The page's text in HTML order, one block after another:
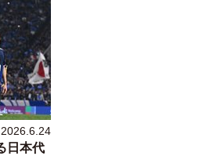
2026.6.24
日本代